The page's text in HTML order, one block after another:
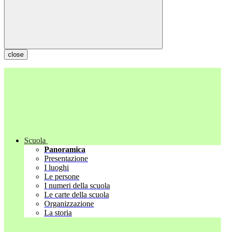
close
Scuola
Panoramica
Presentazione
I luoghi
Le persone
I numeri della scuola
Le carte della scuola
Organizzazione
La storia